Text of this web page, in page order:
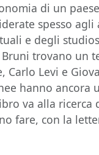
di un
spesso
e degli
trovano un
Carlo Levi e
hanno ancora
va alla ricerca
fare, con la